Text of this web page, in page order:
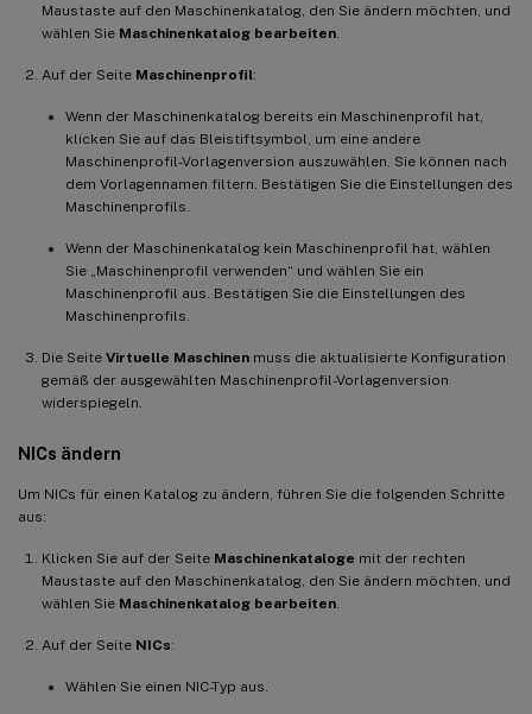
Maustaste auf den Maschinenkatalog, den Sie ändern möchten, und
wählen Sie Maschinenkatalog bearbeiten
Auf der Seite Maschinenprofil:
Wenn der Maschinenkatalog bereits ein Maschinenprofil hat,
klicken Sie auf das Bleistiftsymbol, um eine andere
Maschinenprofil-Vorlagenversion auszuwählen. Sie können nach
dem Vorlagennamen filtern. Bestätigen Sie die Einstellungen des
Maschinenprofils.
Wenn der Maschinenkatalog kein Maschinenprofil hat, wählen
Sie „Maschinenprofil verwenden“ und wählen Sie ein
Maschinenprofil aus. Bestätigen Sie die Einstellungen des
Maschinenprofils.
Die Seite Virtuelle Maschinen muss die aktualisierte Konfiguration
gemäß der ausgewählten Maschinenprofil-Vorlagenversion
widerspiegeln.
NICs ändern
Um NICs für einen Katalog zu ändern, führen Sie die folgenden Schritte
aus:
Klicken Sie auf der Seite Maschinenkataloge mit der rechten
Maustaste auf den Maschinenkatalog, den Sie ändern möchten, und
wählen Sie Maschinenkatalog bearbeiten
Auf der Seite NICs:
Wählen Sie einen NIC-Typ aus.